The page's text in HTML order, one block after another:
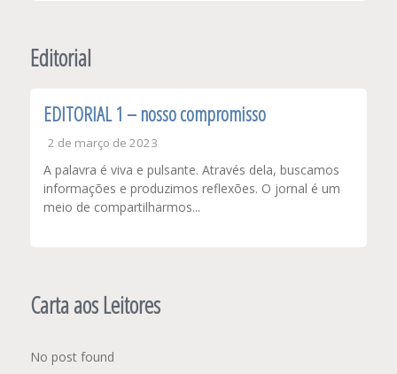
Editorial
EDITORIAL 1 – nosso compromisso
2 de março de 2023
A palavra é viva e pulsante. Através dela, buscamos
informações e produzimos reflexões. O jornal é um
meio de compartilharmos...
Carta aos Leitores
No post found